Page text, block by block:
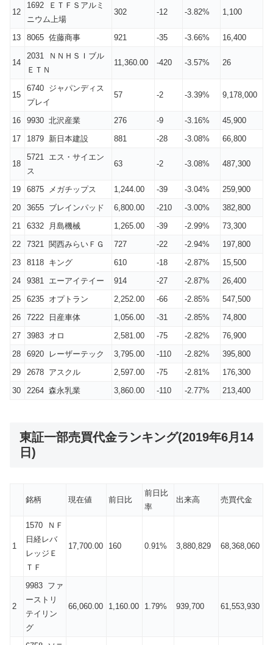
12
1692 ＥＴＦＳアルミ
ニウム上場
302 -12 -3.82% 1,100
13 8065 佐藤商事 921 -35 -3.66% 16,400
14
2031 ＮＮＨＳＩブル
ＥＴＮ
11,360.00 -420 -3.57% 26
15
6740 ジャパンディス
プレイ
57 -2 -3.39% 9,178,000
16 9930 北沢産業 276 -9 -3.16%
45,900
17
1879 新日本建設 881 -28 -3.08% 66,800
18
5721 エス・サイエン
ス
63 -2 -3.08% 487,300
19 6875 メガチップス 1,244.00 -39 -3.04%
259,900
20
3655 ブレインパッド 6,800.00 -210 -3.00%
382,800
21
6332 月島機械 1,265.00 -39 -2.99%
73,300
22
7321 関西みらいＦＧ 727 -22 -2.94%
197,800
23
8118 キング 610 -18 -2.87%
15,500
24
9381 エーアイテイー 914 -27 -2.87%
26,400
25
6235 オプトラン 2,252.00 -66 -2.85%
547,500
26
7222 日産車体 1,056.00 -31 -2.85%
74,800
27
3983 オロ 2,581.00 -75 -2.82%
76,900
28
6920 レーザーテック 3,795.00 -110 -2.82%
395,800
29
2678 アスクル 2,597.00 -75 -2.81%
176,300
30
2264 森永乳業 3,860.00 -110 -2.77% 213,400
東証一部売買代金ランキング(2019年6月14
日)
銘柄 現在値 前日比
前日比
率
出来高 売買代金
1
1570 ＮＦ
日経レバ
レッジＥ
ＴＦ
17,700.00 160 0.91% 3,880,829 68,368,060
2
9983 ファ
ーストリ
テイリン
グ
66,060.00 1,160.00 1.79% 939,700 61,553,930